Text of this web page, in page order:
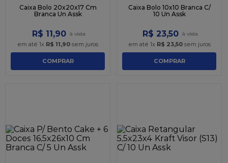
Caixa Bolo 20x20x17 Cm
Branca Un Assk
R$ 11,90
em até 1x R$ 11,90 sem juros
COMPRAR
Caixa Bolo 10x10 Branca C/
10 Un Assk
R$ 23,50
em até 1x R$ 23,50sem juros
COMPRAR